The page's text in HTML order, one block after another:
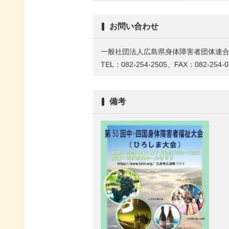
お問い合わせ
一般社団法人広島県身体障害者団体連
TEL：082-254-2505、FAX：082-254-
備考